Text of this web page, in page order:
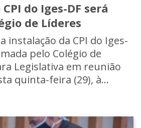
do Iges-DF será
de Líderes
instalação da CPI do Iges-
pelo Colégio de
Legislativa em reunião
quinta-feira (29), à...